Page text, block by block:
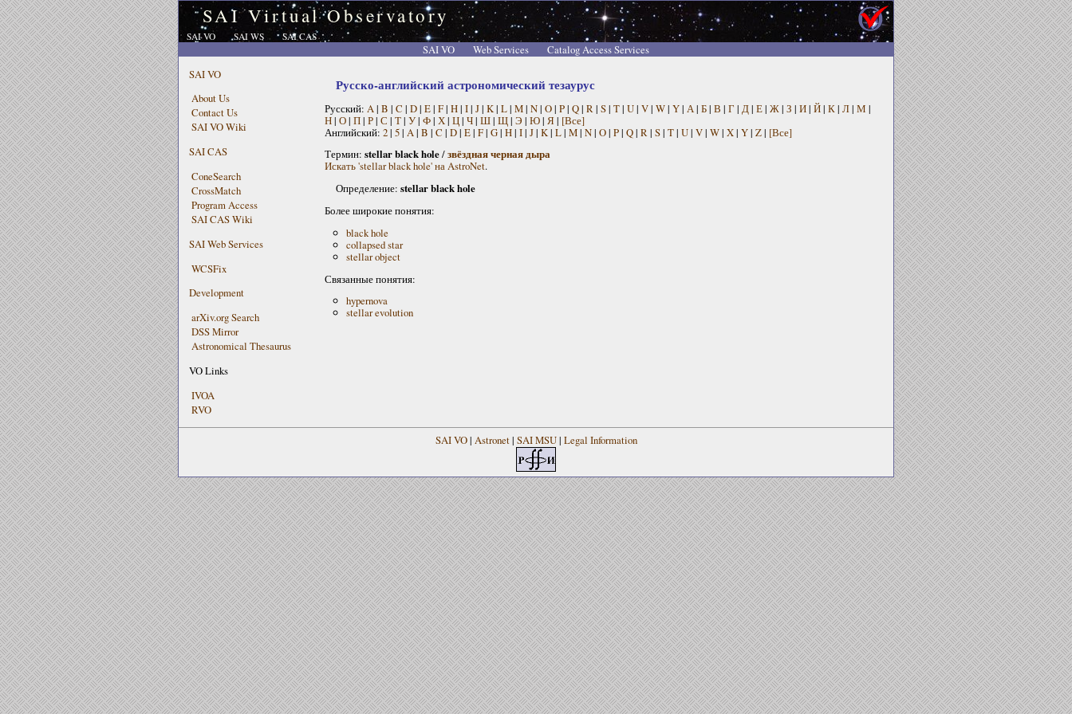
SAI Virtual Observatory
SAI VO SAI WS SAI CAS
SAI VO Web Services
Catalog Access Services
SAI VO
About Us
Contact Us
SAI VO Wiki
SAI CAS
ConeSearch
CrossMatch
Program Access
SAI CAS Wiki
SAI Web Services
WCSFix
Development
arXiv.org Search
DSS Mirror
Astronomical Thesaurus
VO Links
IVOA
RVO
Русско-английский астрономический тезаурус
Русский: A | B | C | D| E| F| H| I| J| K| L| M| N| O| P| Q| R | S| T| U| V| W| Y| А | Б| В | Г | Д| Е| Ж| З | И| Й| К| Л| М |
Н| О| П| Р| С | Т| У| Ф| Х| Ц| Ч| Ш| Щ| Э | Ю| Я| [Все]
Английский: 2| 5| A | B | C | D| E| F| G| H| I| J| K| L| M| N| O| P| Q| R | S| T| U| V| W| X| Y| Z| [Все]
Термин: stellar black hole/звёздная черная дыра
Искать 'stellar black hole' на AstroNet.
Определение: stellar black hole
Более широкие понятия:
black hole
collapsed star
stellar object
Связанные понятия:
hypernova
stellar evolution
SAI VO| Astronet| SAI MSU| Legal Information